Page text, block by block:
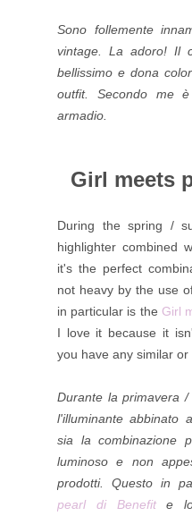
Sono follemente
vintage. La adoro! Il
bellissimo e dona
outfit. Secondo me
armadio.
Girl meets
During the spring /
highlighter combined
it's the perfect
not heavy by the use
in particular is the Girl
I love it because it
you have any similar
Durante la primavera
l'illuminante abbinato
sia la combinazione
luminoso e non
prodotti. Questo in
pearl di Benefite lo